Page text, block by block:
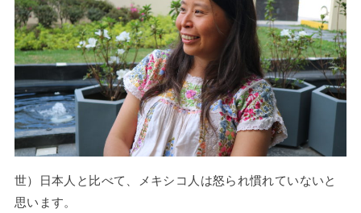
世）日本人と比べて、メキシコ人は怒られ慣れていないと
思います。